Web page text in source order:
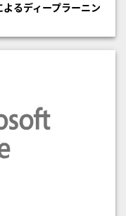
るディープラーニン